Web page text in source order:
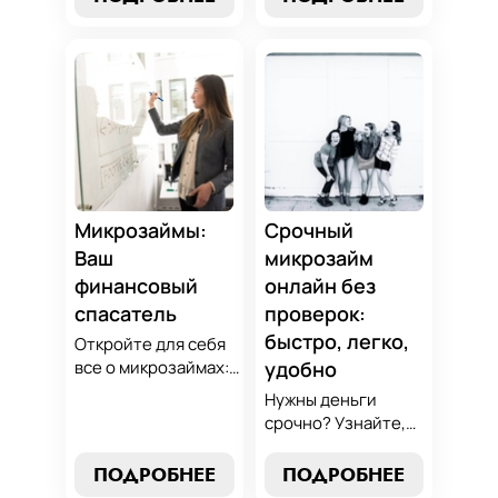
вариант для ваших
нужд. Откройте
экспертные
стратегии
погашения и
сделайте
осознанный выбор,
который
поддержит вашу
финансовую
стабильность.
погашения и
избежанию
финансово
грамотным с нами!
Микрозаймы:
Ваш
финансовый
спасатель
Откройте для себя
все о микрозаймах:
погашения. Наше
ПОДРОБНЕЕ
Срочный
микрозайм
онлайн без
проверок:
быстро, легко,
удобно
Нужны деньги
срочно? Узнайте,
срочный
ПОДРОБНЕЕ